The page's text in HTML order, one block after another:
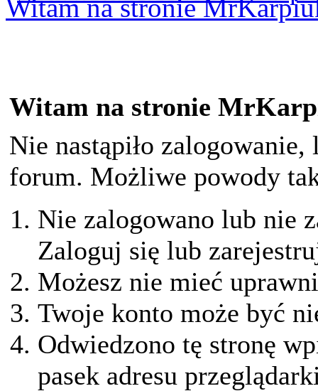
Witam na stronie
Witam na stronie
Nie nastąpiło
forum. Możliwe powody
Nie zalogowano lub nie
Zaloguj się lub
Możesz nie mieć
Twoje konto może być
Odwiedzono tę stronę
pasek adresu